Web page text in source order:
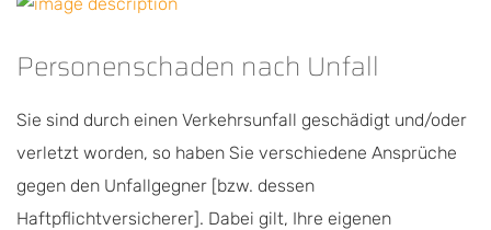
Personenschaden nach Unfall
Sie sind durch einen Verkehrsunfall geschädigt und/oder
verletzt worden, so haben Sie verschiedene Ansprüche
gegen den Unfallgegner [bzw. dessen
Haftpflichtversicherer]. Dabei gilt, Ihre eigenen